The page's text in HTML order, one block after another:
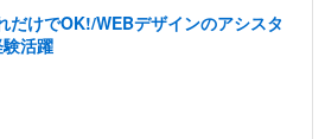
だけでOK!/WEBデザインのアシスタ
活躍